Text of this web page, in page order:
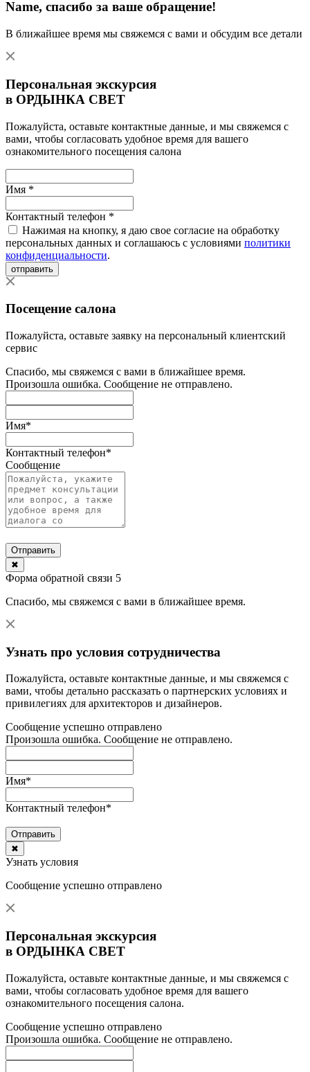
Name, спасибо за ваше обращение!
В ближайшее время мы свяжемся с вами и обсудим все детали
Персональная экскурсия
в ОРДЫНКА СВЕТ
Пожалуйста, оставьте контактные данные, и мы свяжемся с
вами, чтобы согласовать удобное время для вашего
ознакомительного посещения салона
Имя *
Контактный телефон *
Нажимая на кнопку, я даю свое согласие на обработку
персональных данных и соглашаюсь с условиями политики
конфиденциальности.
отправить
Посещение салона
Пожалуйста, оставьте заявку на персональный клиентский
сервис
Спасибо, мы свяжемся с вами в ближайшее время.
Произошла ошибка. Сообщение не отправлено.
Имя*
Контактный телефон*
Сообщение
Отправить
✖
Форма обратной связи 5
Спасибо, мы свяжемся с вами в ближайшее время.
Узнать про условия сотрудничества
Пожалуйста, оставьте контактные данные, и мы свяжемся с
вами, чтобы детально рассказать о партнерских условиях и
привилегиях для архитекторов и дизайнеров.
Сообщение успешно отправлено
Произошла ошибка. Сообщение не отправлено.
Имя*
Контактный телефон*
Отправить
✖
Узнать условия
Сообщение успешно отправлено
Персональная экскурсия
в ОРДЫНКА СВЕТ
Пожалуйста, оставьте контактные данные, и мы свяжемся с
вами, чтобы согласовать удобное время для вашего
ознакомительного посещения салона.
Сообщение успешно отправлено
Произошла ошибка. Сообщение не отправлено.